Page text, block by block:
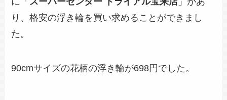
り、格安の浮き輪を買い求めることができまし
た。
90cmサイズの花柄の浮き輪が698円でした。